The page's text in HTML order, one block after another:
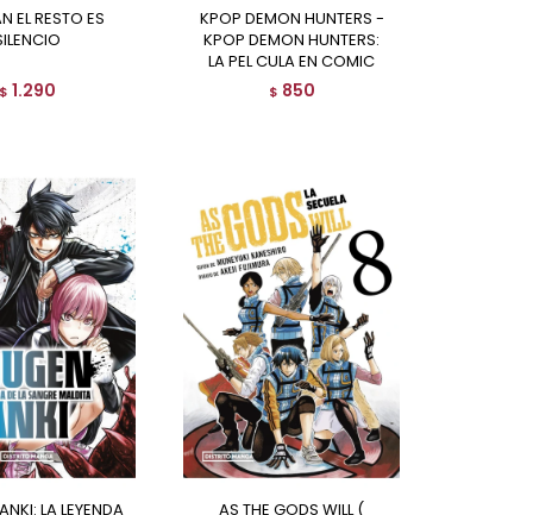
$ 1.290
KPOP DEMON HUNTERS -
KPOP DEMON HUNTERS:
LA PEL CULA EN COMIC
$ 850
AS THE GODS WILL (